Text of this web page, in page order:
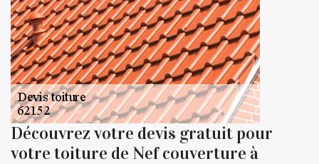
Découvrez votre devis gratuit pour
votre toiture de Nef couverture à